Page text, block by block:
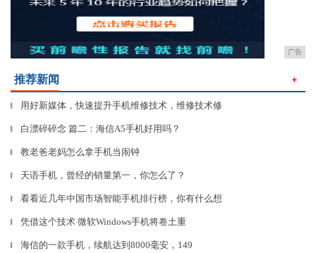
广告
推荐新闻 ＋
▎ 用好新媒体，快速提升手机维修技术，维修技术修
▎ 白漂碎碎念 篇二：海信A5手机好用吗？
▎ 教老爸老妈怎么拿手机当闹钟
▎ 天语手机，曾经的销量第一，你怎么了？
▎ 看看近几年中国市场智能手机排行榜，你有什么想
▎ 凭借这个技术 微软Windows手机将卷土重
▎ 海信的一款手机，续航达到8000毫安，149